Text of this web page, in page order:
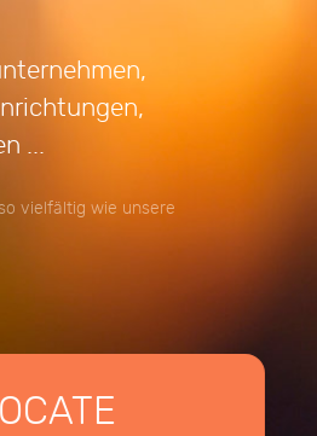
...
vielfältig wie unsere